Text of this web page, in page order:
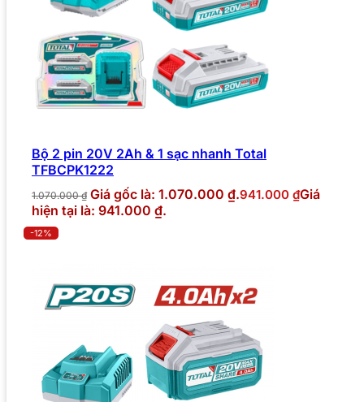
Bộ 2 pin 20V 2Ah & 1 sạc nhanh Total
TFBCPK1222
1.070.000₫ Giá gốc là: 1.070.000 ₫.941.000 ₫Giá
hiện tại là: 941.000 ₫.
-12%